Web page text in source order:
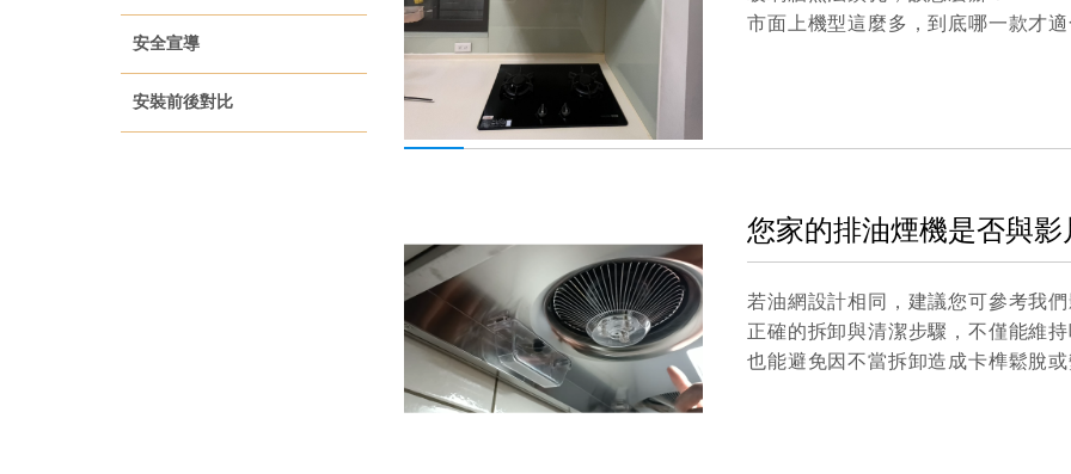
安全宣導
安裝前後對比
市面上機型這麼多，到底哪一款才適
您家的排油煙機是否與影
若油網設計相同，建議您可參考我
正確的拆卸與清潔步驟，不僅能維持
也能避免因不當拆卸造成卡榫鬆脫或